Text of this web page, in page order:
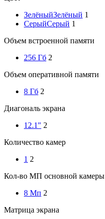
ЗелёныйЗелёный 1
СерыйСерый 1
Объем встроенной памяти
256 Гб 2
Объем оперативной памяти
8 Гб 2
Диагональ экрана
12.1" 2
Количество камер
1 2
Кол-во МП основной камеры
8 Мп 2
Матрица экрана